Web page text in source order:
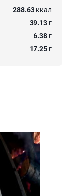
288.63 ккал
39.13 г
6.38 г
17.25 г